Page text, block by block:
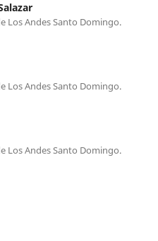
Los Andes Santo Domingo.
Los Andes Santo Domingo.
Los Andes Santo Domingo.